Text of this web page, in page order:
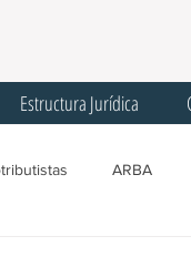
Estructura Jurídica
ARBA